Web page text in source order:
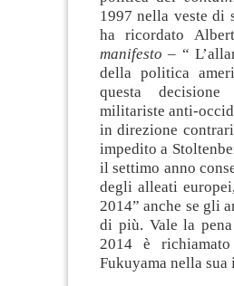
1997 nella veste di
ha ricordato
manifesto – “
della politica
questa decisione
militariste anti-
in direzione
impedito a
il settimo anno
degli alleati
2014” anche se gli
di più. Vale la
2014 è
Fukuyama nella